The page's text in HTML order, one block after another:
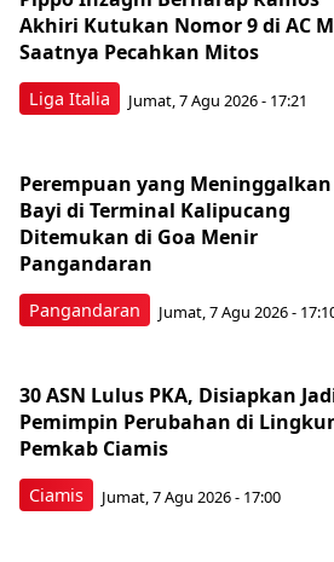
Liga Italia
Akhiri Kutukan Nomor 9 di AC
Saatnya Pecahkan Mitos
Jumat, 7 Agu 2026 - 17:21
Pangandaran
Perempuan yang Meninggalkan
Bayi di Terminal Kalipucang
Ditemukan di Goa Menir
Pangandaran
Jumat, 7 Agu 2026 -
Ciamis
30 ASN Lulus PKA, Disiapkan
Pemimpin Perubahan di
Pemkab Ciamis
Jumat, 7 Agu 2026 - 17:00